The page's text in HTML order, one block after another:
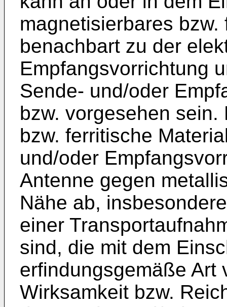
magnetisierbares
benachbart zu der
Empfangsvorrichtung
Sende- und/oder
bzw. vorgesehen
bzw. ferritische
und/oder
Antenne gegen
Nähe ab,
einer
sind, die mit dem
erfindungsgemäße Art
Wirksamkeit bzw.